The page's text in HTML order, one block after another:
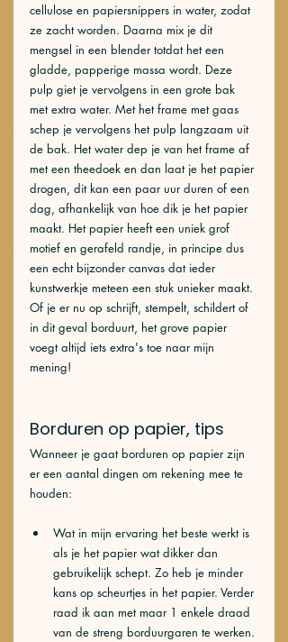
cellulose en papiersnippers in water, zodat
ze zacht worden. Daarna mix je dit
mengsel in een blender totdat het een
gladde, papperige massa wordt. Deze
pulp giet je vervolgens in een grote bak
met extra water. Met het frame met gaas
schep je vervolgens het pulp langzaam uit
de bak. Het water dep je van het frame af
met een theedoek en dan laat je het papier
drogen, dit kan een paar uur duren of een
dag, afhankelijk van hoe dik je het papier
maakt. Het papier heeft een uniek grof
motief en gerafeld randje, in principe dus
een echt bijzonder canvas dat ieder
kunstwerkje meteen een stuk unieker maakt.
Of je er nu op schrijft, stempelt, schildert of
in dit geval borduurt, het grove papier
voegt altijd iets extra's toe naar mijn
mening!
Borduren op papier, tips
Wanneer je gaat borduren op papier zijn
er een aantal dingen om rekening mee te
houden:
Wat in mijn ervaring het beste werkt is
als je het papier wat dikker dan
gebruikelijk schept. Zo heb je minder
kans op scheurtjes in het papier. Verder
raad ik aan met maar 1 enkele draad
van de streng borduurgaren te werken.